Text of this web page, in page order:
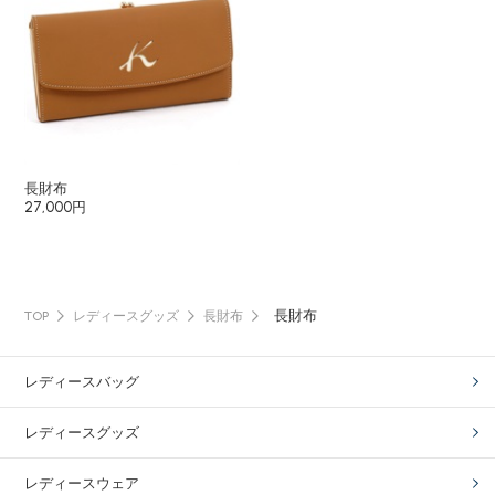
長財布
27,000円
TOP レディースグッズ 長財布 長財布
レディースバッグ
レディースグッズ
レディースウェア